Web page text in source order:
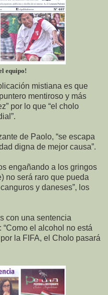
equipo!
mistiana es que
mentiroso y más
por lo que “el cholo
de Paolo, “se escapa
digna de mejor causa”.
engañando a los gringos
no será raro que pueda
y daneses”, los
con una sentencia
el alcohol no está
la FIFA, el Cholo pasará